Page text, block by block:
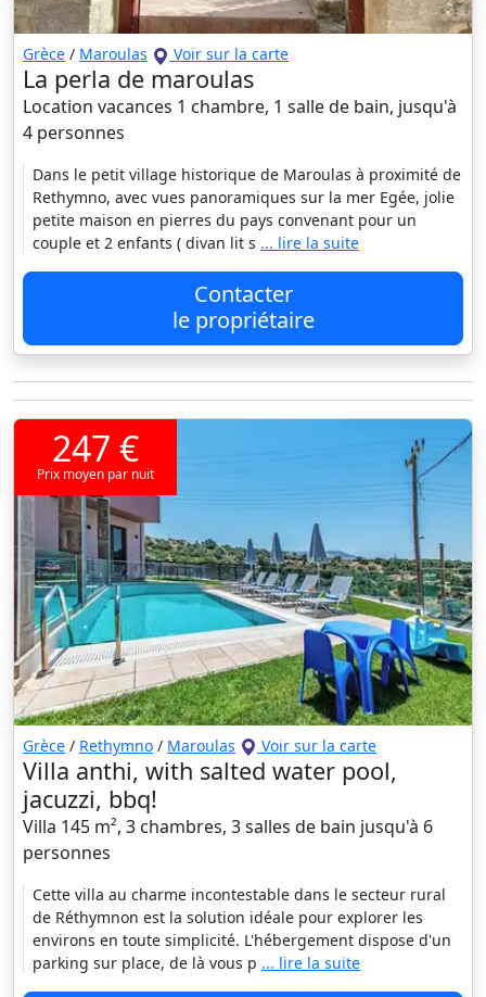
Grèce / Maroulas Voir sur la carte
La perla de maroulas
Location vacances 1 chambre, 1 salle de bain, jusqu'à
4 personnes
Dans le petit village historique de Maroulas à proximité de
Rethymno, avec vues panoramiques sur la mer Egée, jolie
petite maison en pierres du pays convenant pour un
couple et 2 enfants ( divan lit s ... lire la suite
Contacter
le propriétaire
247 €
Prix moyen par nuit
Grèce / Rethymno / Maroulas Voir sur la carte
Villa anthi, with salted water pool,
jacuzzi, bbq!
Villa 145 m², 3 chambres, 3 salles de bain jusqu'à 6
personnes
Cette villa au charme incontestable dans le secteur rural
de Réthymnon est la solution idéale pour explorer les
environs en toute simplicité. L'hébergement dispose d'un
parking sur place, de là vous p ... lire la suite